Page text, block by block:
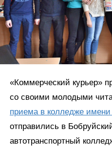
«Коммерческий курьер»
со своими молодыми
приема в колледже
отправились в
автотранспортный